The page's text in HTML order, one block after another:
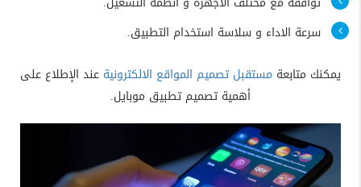
سرعة الاداء و سلاسة استخدام التطبيق.
يمكنك متابعة مستقبل تصميم المواقع الالكترونية عند الإطلاع على
أهمية تصميم تطبيق موبايل.